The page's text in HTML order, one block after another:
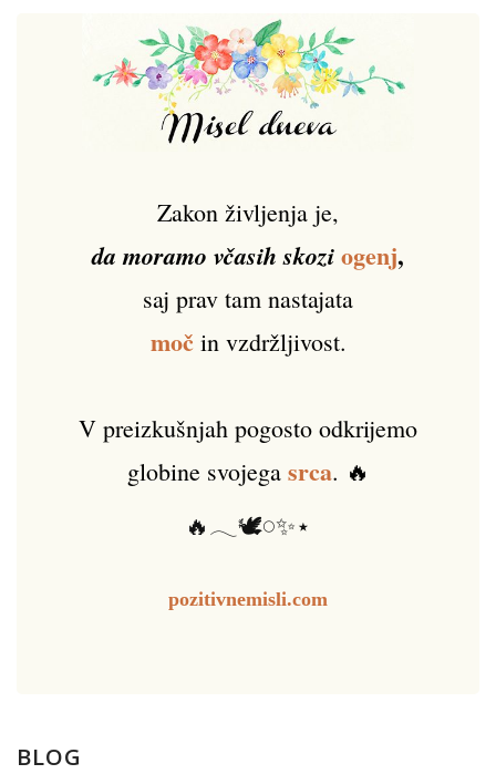
Zakon življenja je,
da moramo včasih skoziogenj,
saj prav tam nastajata
močin vzdržljivost.
V preizkušnjah pogosto odkrijemo
globine svojega srca. 🔥
🔥𓂃🕊️𓏸✨⋆
pozitivnemisli.com
BLOG